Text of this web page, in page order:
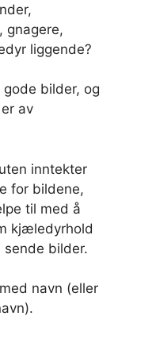
gnagere,
liggende?
gode bilder, og
av
inntekter
for bildene,
til med å
kjæledyrhold
bilder.
navn (eller